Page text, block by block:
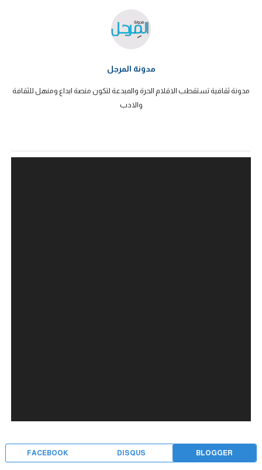
مدونة المرجل
مدونة ثقافية تستقطب الاقلام الحرة والمبدعة لتكون منصة ابداع ومنهل للثقافة
والادب
BLOGGER
DISQUS
FACEBOOK